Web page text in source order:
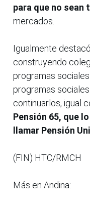
para que no sean
mercados.
Igualmente
construyendo
programas
programas
continuarlos, igual
Pensión 65, que
llamar Pensión
(FIN) HTC/RMCH
Más en Andina: